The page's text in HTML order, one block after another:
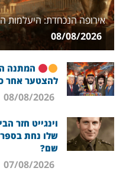
אירופה הנכחדת: היעלמות
המתנה
להצטער אחר
וינגייט חזר
שלו נחת
שם?